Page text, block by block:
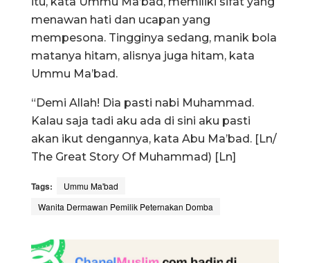
menawan hati dan ucapan yang
mempesona. Tingginya sedang, manik bola
matanya hitam, alisnya juga hitam, kata
Ummu Ma’bad.
“Demi Allah! Dia pasti nabi Muhammad.
Kalau saja tadi aku ada di sini aku pasti
akan ikut dengannya, kata Abu Ma’bad. [Ln/
The Great Story Of Muhammad) [Ln]
Tags:
Ummu Ma'bad
Wanita Dermawan Pemilik Peternakan Domba